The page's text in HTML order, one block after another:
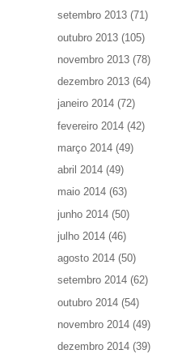
setembro 2013 (71)
outubro 2013 (105)
novembro 2013 (78)
dezembro 2013 (64)
janeiro 2014 (72)
fevereiro 2014 (42)
março 2014 (49)
abril 2014 (49)
maio 2014 (63)
junho 2014 (50)
julho 2014 (46)
agosto 2014 (50)
setembro 2014 (62)
outubro 2014 (54)
novembro 2014 (49)
dezembro 2014 (39)